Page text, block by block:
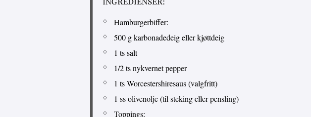
Hamburgerbiffer:
500 g karbonadedeig eller kjøttdeig
1 ts salt
1/2 ts nykvernet pepper
1 ts Worcestershiresaus (valgfritt)
1 ss olivenolje (til steking eller pensling)
Toppings: